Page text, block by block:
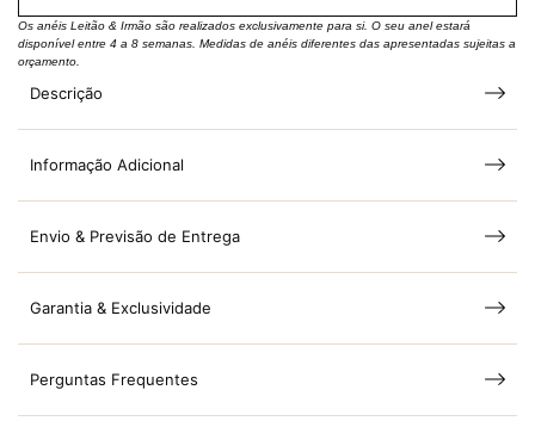
Os anéis Leitão & Irmão são realizados exclusivamente para si. O seu anel estará
disponível entre 4 a 8 semanas. Medidas de anéis diferentes das apresentadas sujeitas a
orçamento.
Descrição
Informação Adicional
Envio & Previsão de Entrega
Garantia & Exclusividade
Perguntas Frequentes